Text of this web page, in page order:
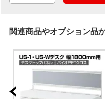
関連商品やオプション品